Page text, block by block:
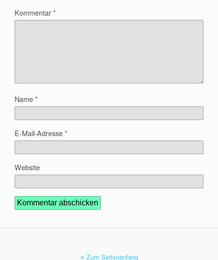
Kommentar*
Name*
E-Mail-Adresse*
Website
Zum Seitenanfang